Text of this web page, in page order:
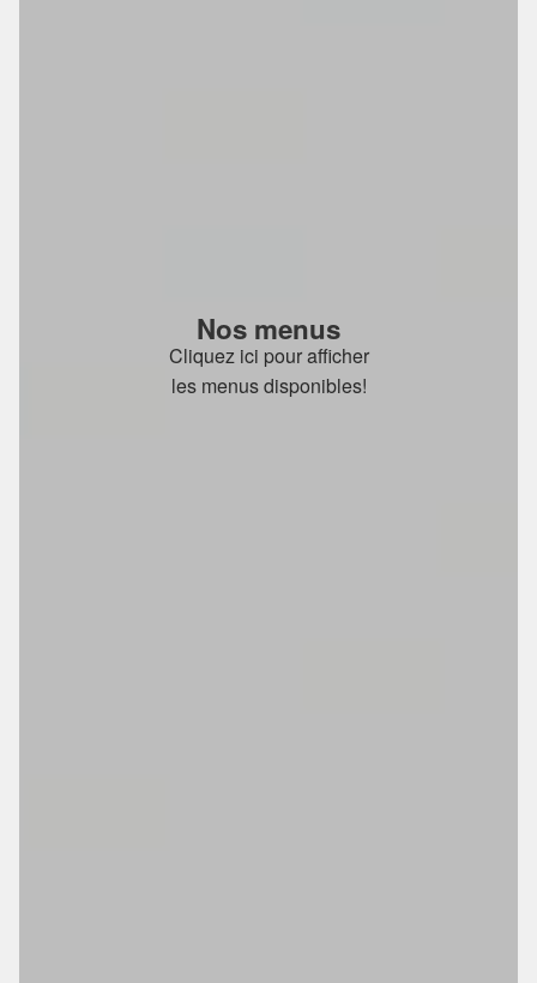
Nos menus
Cliquez ici pour afficher
les menus disponibles!